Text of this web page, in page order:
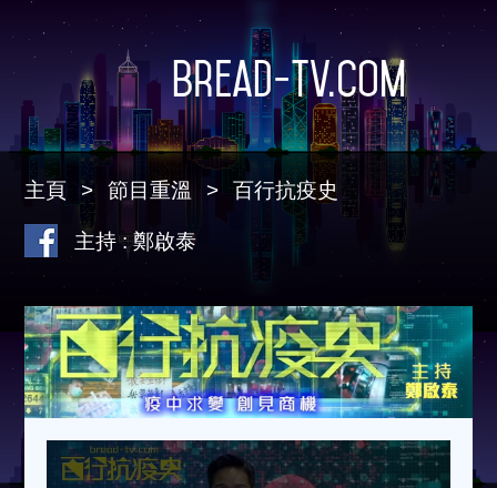
Bread-TV.com
主頁 節目重溫 百行抗疫史
主持 : 鄭啟泰